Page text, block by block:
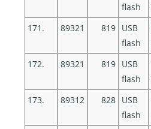
flash
171. 89321 819 USB
flash
172.
89321 819 USB
flash
173.
89312 828 USB
flash